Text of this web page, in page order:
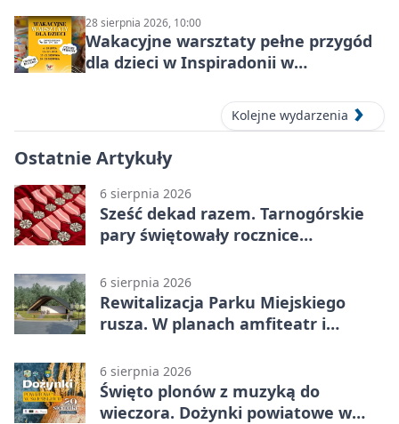
28 sierpnia 2026, 10:00
Wakacyjne warsztaty pełne przygód
dla dzieci w Inspiradonii w
Kolejne wydarzenia
Ostatnie Artykuły
6 sierpnia 2026
Sześć dekad razem. Tarnogórskie
pary świętowały rocznice
6 sierpnia 2026
Rewitalizacja Parku Miejskiego
rusza. W planach amfiteatr i
6 sierpnia 2026
Święto plonów z muzyką do
wieczora. Dożynki powiatowe w